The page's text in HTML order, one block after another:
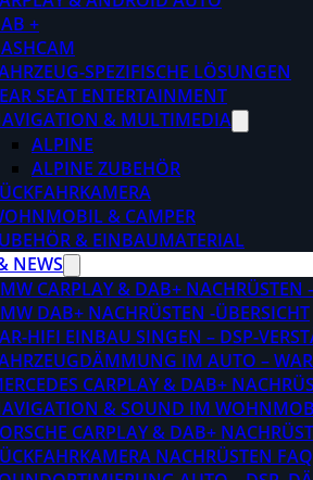
+
SPEZIFISCHE LÖSUNGEN
SEAT ENTERTAINMENT
& MULTIMEDIA
ALPINE
ALPINE ZUBEHÖR
& CAMPER
& EINBAUMATERIAL
NEWS
CARPLAY & DAB+ NACHRÜSTEN
DAB+ NACHRÜSTEN -ÜBERSICHT
HIFI EINBAU SINGEN – DSP-
IM AUTO –
CARPLAY & DAB+
& SOUND IM
CARPLAY & DAB+
NACHRÜSTEN FAQ